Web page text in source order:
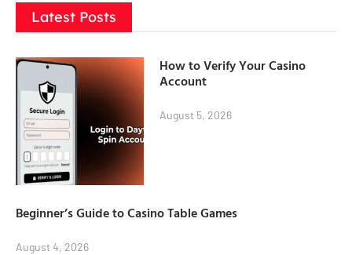
Latest Posts
How to Verify Your Casino
Account
August 5, 2026
Beginner’s Guide to Casino Table Games
August 4, 2026